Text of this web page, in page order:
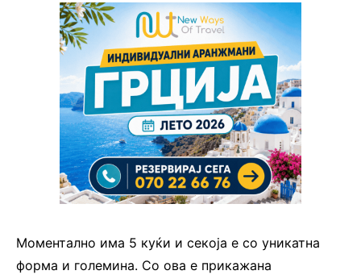
Моментално има 5 куќи и секоја е со уникатна
форма и големина. Со ова е прикажана